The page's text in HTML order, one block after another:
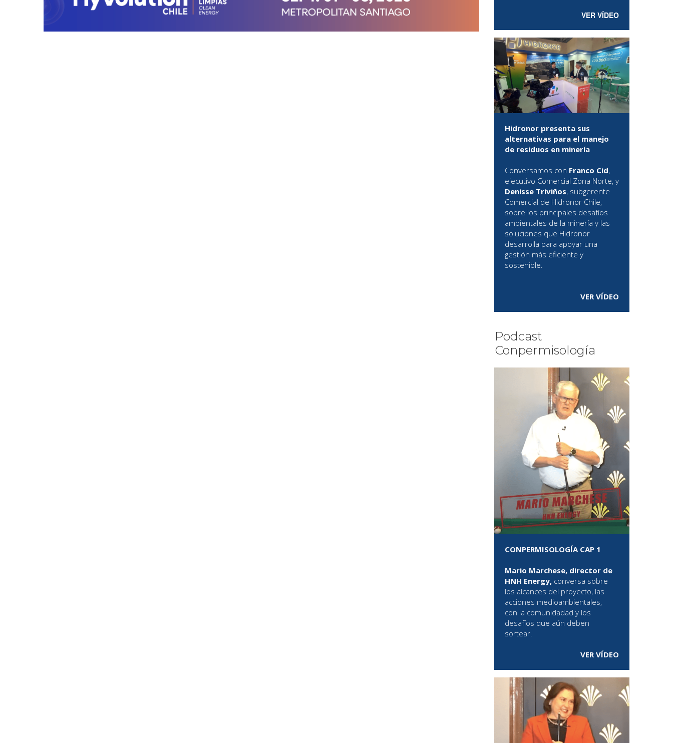
VER VÍDEO
Hidronor presenta sus
alternativas para el manejo
de residuos en minería
Conversamos con Franco Cid,
ejecutivo Comercial Zona Norte, y
Denisse Triviños, subgerente
Comercial de Hidronor Chile,
sobre los principales desafíos
ambientales de la minería y las
soluciones que Hidronor
desarrolla para apoyar una
gestión más eficiente y
sostenible.
VER VÍDEO
Podcast
Conpermisología
CONPERMISOLOGÍA CAP 1
Mario Marchese, director de
HNH Energy, conversa sobre
los alcances del proyecto, las
acciones medioambientales,
con la comunidadad y los
desafíos que aún deben
sortear.
VER VÍDEO